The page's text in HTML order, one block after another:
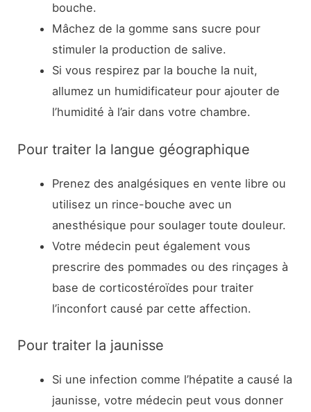
bouche.
Mâchez de la gomme sans sucre pour
stimuler la production de salive.
Si vous respirez par la bouche la nuit,
allumez un humidificateur pour ajouter de
l’humidité à l’air dans votre chambre.
Pour traiter la langue géographique
Prenez des analgésiques en vente libre ou
utilisez un rince-bouche avec un
anesthésique pour soulager toute douleur.
Votre médecin peut également vous
prescrire des pommades ou des rinçages à
base de corticostéroïdes pour traiter
l’inconfort causé par cette affection.
Pour traiter la jaunisse
Si une infection comme l’hépatite a causé la
jaunisse, votre médecin peut vous donner